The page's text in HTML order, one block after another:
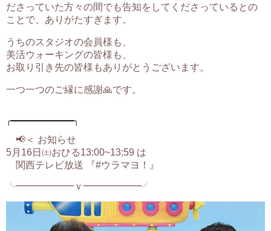
ださっていた方々の間でも告知をしてくださっているとの
ことで、ありがたすぎます。
うちのスタジオの会員様も、
美活ウォーキングの皆様も、
お取り引き先の皆様もありがとうございます。
一つ一つのご縁に感謝🙏です。
╭━━━━━━━━━━━━━╮
📢＜ お知らせ
5月16日㈯おひる13:00~13:59 は
関西テレビ放送 『#ウラマヨ！』
╰━━━━━━ｖ━━━━━━╯